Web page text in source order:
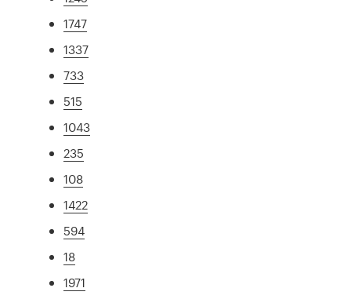
1747
1337
733
515
1043
235
108
1422
594
18
1971